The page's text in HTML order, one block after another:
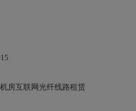
房互联网光纤线路租赁